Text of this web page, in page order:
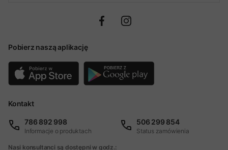
Pobierz naszą aplikację
Kontakt
786 892 998
Informacje o produktach
506 299 854
Status zamówienia
Nasi konsultanci są dostępni w godz.: